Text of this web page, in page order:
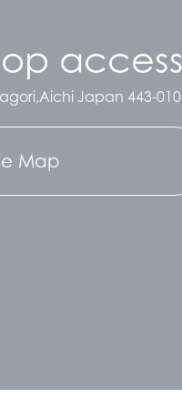
Japan 443-
Map